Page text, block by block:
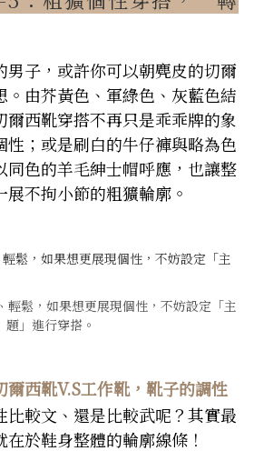
男子，或許你可以朝麂皮的切爾
。由芥黃色、軍綠色、灰藍色結
西靴穿搭不再只是乖乖牌的象
性；或是刷白的牛仔褲與略為色
同色的羊毛紳士帽呼應，也讓整
不拘小節的粗獷輪廓。
輕鬆，如果想更展現個性，不妨設定「主
題」進行穿搭。
西靴V.S工作靴，靴子的調性
比較文、還是比較武呢？其實最
於鞋身整體的輪廓線條！